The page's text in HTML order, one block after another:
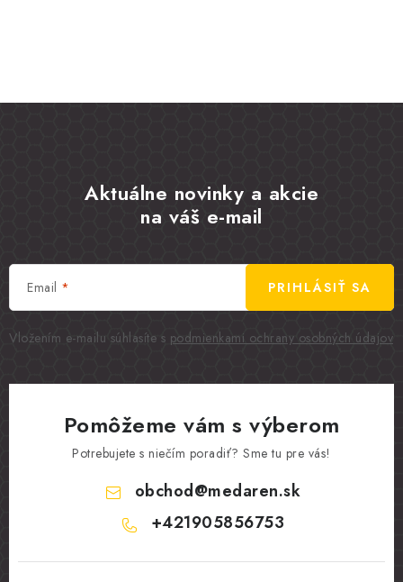
Aktuálne novinky a akcie
na váš e-mail
Email
Vložením e-mailu súhlasíte s podmienkami ochrany osobných údajov
PRIHLÁSIŤ SA
Pomôžeme vám s výberom
Potrebujete s niečím poradiť? Sme tu pre vás!
obchod@medaren.sk
+421905856753